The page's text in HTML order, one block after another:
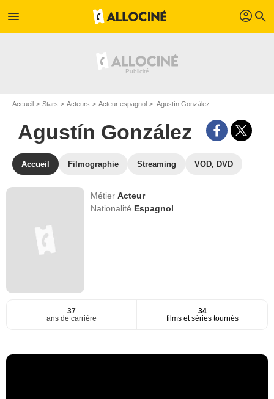
menu profil search
Accueil Stars Acteurs Acteur espagnol Agustín González
Agustín González
Accueil Filmographie Streaming VOD, DVD
MétierActeur
Nationalité Espagnol
37
ans de carrière
34
films et séries tournés